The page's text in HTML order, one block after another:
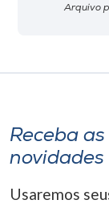
Arquivo
Receba as
novidades
Usaremos